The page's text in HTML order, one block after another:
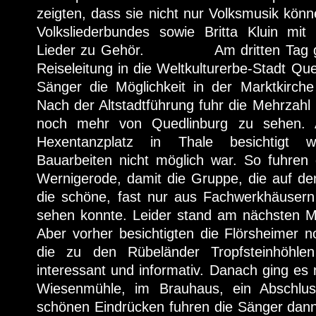
zeigten, dass sie nicht nur Volksmusik
Volksliederbundes sowie Britta Kluin
Lieder zu Gehör. Am dritten Tag
Reiseleitung in die Weltkulturerbe-Stadt
Sänger die Möglichkeit in der
Nach der Altstadtführung fuhr die
noch mehr von Quedlinburg zu sehen.
Hexentanzplatz in Thale besichtigt
Bauarbeiten nicht möglich war. So
Wernigerode, damit die Gruppe, die auf
die schöne, fast nur aus
sehen konnte. Leider stand am nächsten
Aber vorher besichtigten die Flörsheimer
die zu den Rübeländer
interessant und informativ. Danach ging
Wiesenmühle, im Brauhaus, ein
schönen Eindrücken fuhren die Sänger